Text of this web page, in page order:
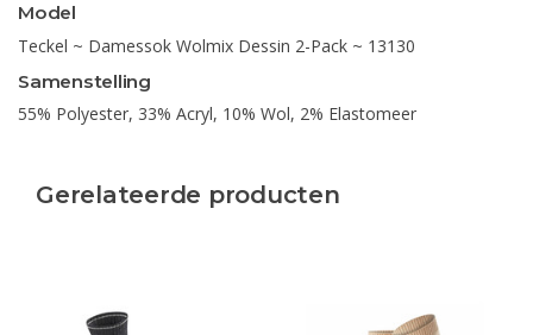
Model
Teckel ~ Damessok Wolmix Dessin 2-Pack ~ 13130
Samenstelling
55% Polyester, 33% Acryl, 10% Wol, 2% Elastomeer
Gerelateerde producten